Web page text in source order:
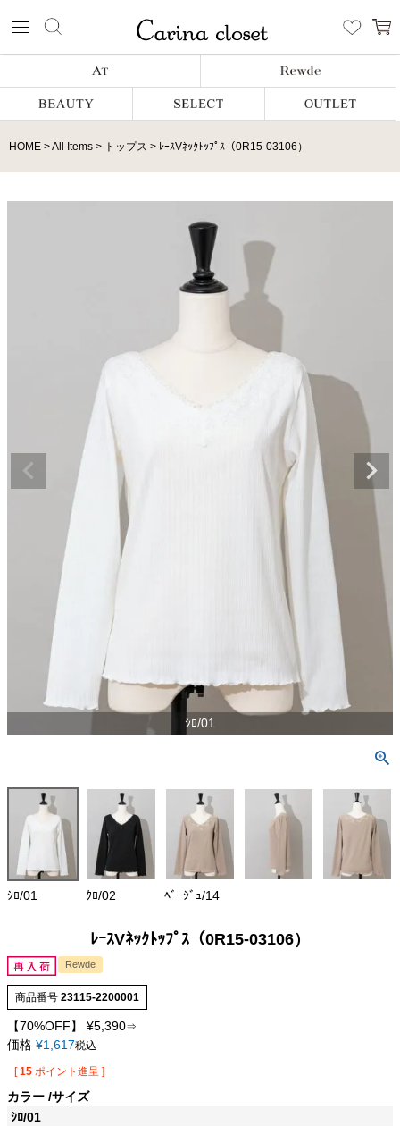
HOME All Items トップス ﾚｰｽVﾈｯｸﾄｯﾌﾟｽ（0R15-03106）
ｼﾛ/01
ｼﾛ/01 ｸﾛ/02 ﾍﾞｰｼﾞｭ/14
ﾚｰｽVﾈｯｸﾄｯﾌﾟｽ（0R15-03106）
Rewde
商品番号 23115-2200001
【70%OFF】 ¥5,390⇒
価格 ¥1,617税込
[ 15 ポイント進呈 ]
カラー サイズ
ｼﾛ/01